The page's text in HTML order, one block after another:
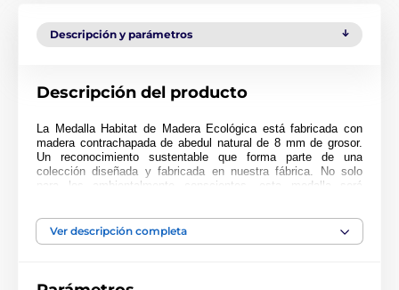
Descripción y parámetros
Descripción del producto
La Medalla Habitat de Madera Ecológica está fabricada con
madera contrachapada de abedul natural de 8 mm de grosor.
Un reconocimiento sustentable que forma parte de una
colección diseñada y fabricada en nuestra fábrica. No solo
para los ambientalmente conscientes, esta medalla será
Impresa a full color, esta medalla es noble, impresionante y
única. Elija entre tres tamaños muy grandes de hasta 9 cm.
de consultar nuestros precios fantásticos para pedidos al por
Ver descripción completa